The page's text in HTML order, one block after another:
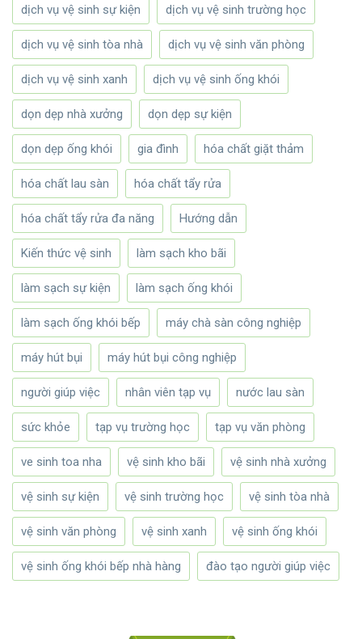
dịch vụ vệ sinh sự kiện dịch vụ vệ sinh trường học
dịch vụ vệ sinh tòa nhà dịch vụ vệ sinh văn phòng
dịch vụ vệ sinh xanh dịch vụ vệ sinh ống khói
dọn dẹp nhà xưởng dọn dẹp sự kiện
dọn dẹp ống khói gia đình hóa chất giặt thảm
hóa chất lau sàn hóa chất tẩy rửa
hóa chất tẩy rửa đa năng Hướng dẫn
Kiến thức vệ sinh làm sạch kho bãi
làm sạch sự kiện làm sạch ống khói
làm sạch ống khói bếp máy chà sàn công nghiệp
máy hút bụi máy hút bụi công nghiệp
người giúp việc nhân viên tạp vụ nước lau sàn
sức khỏe tạp vụ trường học tạp vụ văn phòng
ve sinh toa nha vệ sinh kho bãi vệ sinh nhà xưởng
vệ sinh sự kiện vệ sinh trường học vệ sinh tòa nhà
vệ sinh văn phòng vệ sinh xanh vệ sinh ống khói
vệ sinh ống khói bếp nhà hàng đào tạo người giúp việc